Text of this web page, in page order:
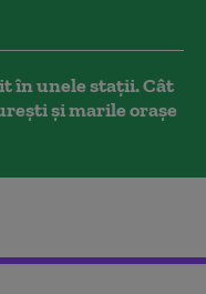
în unele stații. Cât
și marile orașe